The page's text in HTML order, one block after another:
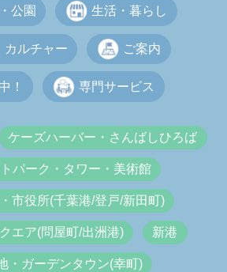
公園 生活・暮らし
カルチャー ご案内
！ 専門サービス
ケーズハーバー・さんばしひろば
パーク・タワー・美術館
市役所(千葉港/登戸/新田町)
エア(問屋町/出洲港) 新港
・ガーデンタウン(幸町)